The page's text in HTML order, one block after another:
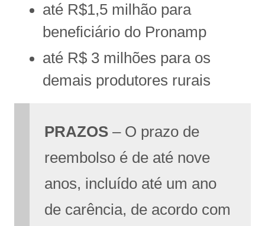
até R$1,5 milhão para
beneficiário do Pronamp
até R$ 3 milhões para os
demais produtores rurais
PRAZOS – O prazo de
reembolso é de até nove
anos, incluído até um ano
de carência, de acordo com